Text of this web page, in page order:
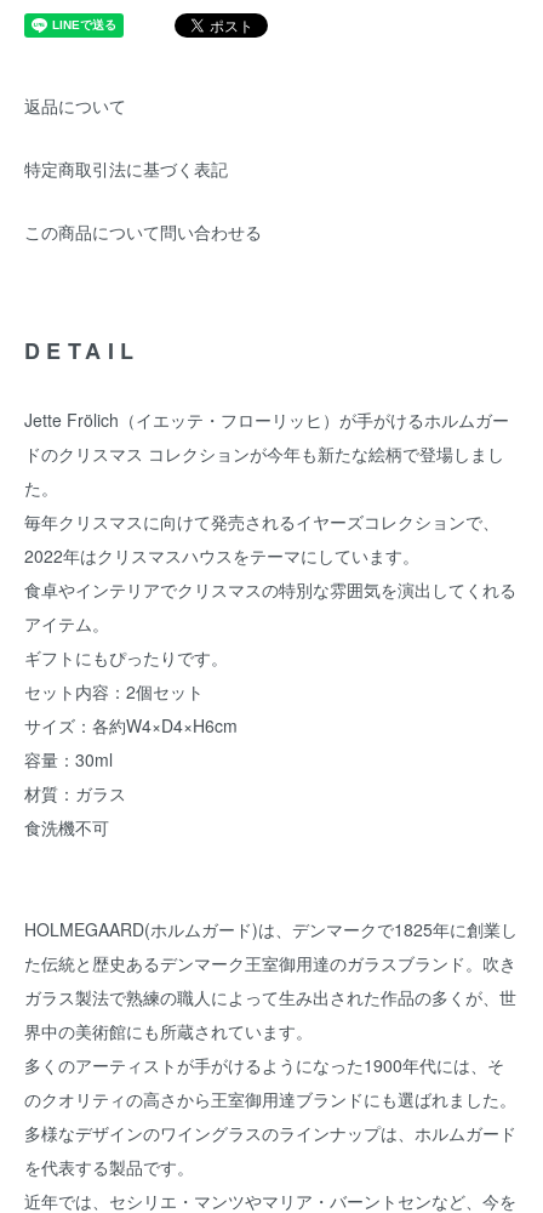
返品について
特定商取引法に基づく表記
この商品について問い合わせる
DETAIL
Jette Frölich（イエッテ・フローリッヒ）が手がけるホルムガー
ドのクリスマス コレクションが今年も新たな絵柄で登場しまし
た。
毎年クリスマスに向けて発売されるイヤーズコレクションで、
2022年はクリスマスハウスをテーマにしています。
食卓やインテリアでクリスマスの特別な雰囲気を演出してくれる
アイテム。
ギフトにもぴったりです。
セット内容：2個セット
サイズ：各約W4×D4×H6cm
容量：30ml
材質：ガラス
食洗機不可
HOLMEGAARD(ホルムガード)は、デンマークで1825年に創業し
た伝統と歴史あるデンマーク王室御用達のガラスブランド。吹き
ガラス製法で熟練の職人によって生み出された作品の多くが、世
界中の美術館にも所蔵されています。
多くのアーティストが手がけるようになった1900年代には、そ
のクオリティの高さから王室御用達ブランドにも選ばれました。
多様なデザインのワイングラスのラインナップは、ホルムガード
を代表する製品です。
近年では、セシリエ・マンツやマリア・バーントセンなど、今を